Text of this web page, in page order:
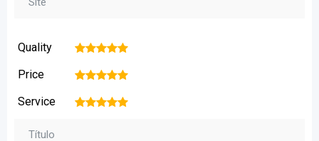
Quality 5
4
3
2
Price 5
4
3
2
Service 5
4
3
2